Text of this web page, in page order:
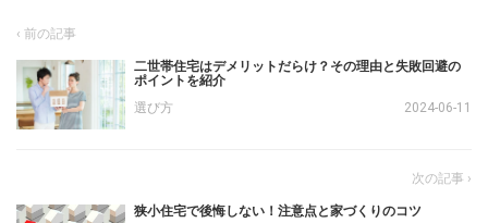
二世帯住宅はデメリットだらけ？その理由と失敗回避の
ポイントを紹介
選び方
2024-06-11
狭小住宅で後悔しない！注意点と家づくりのコツ